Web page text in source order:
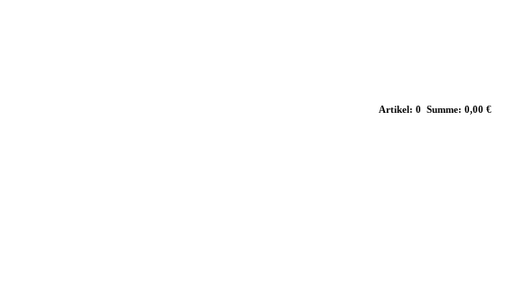
Artikel: 0 Summe: 0,00 €